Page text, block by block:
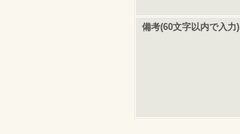
備考(60文字以内で入力)